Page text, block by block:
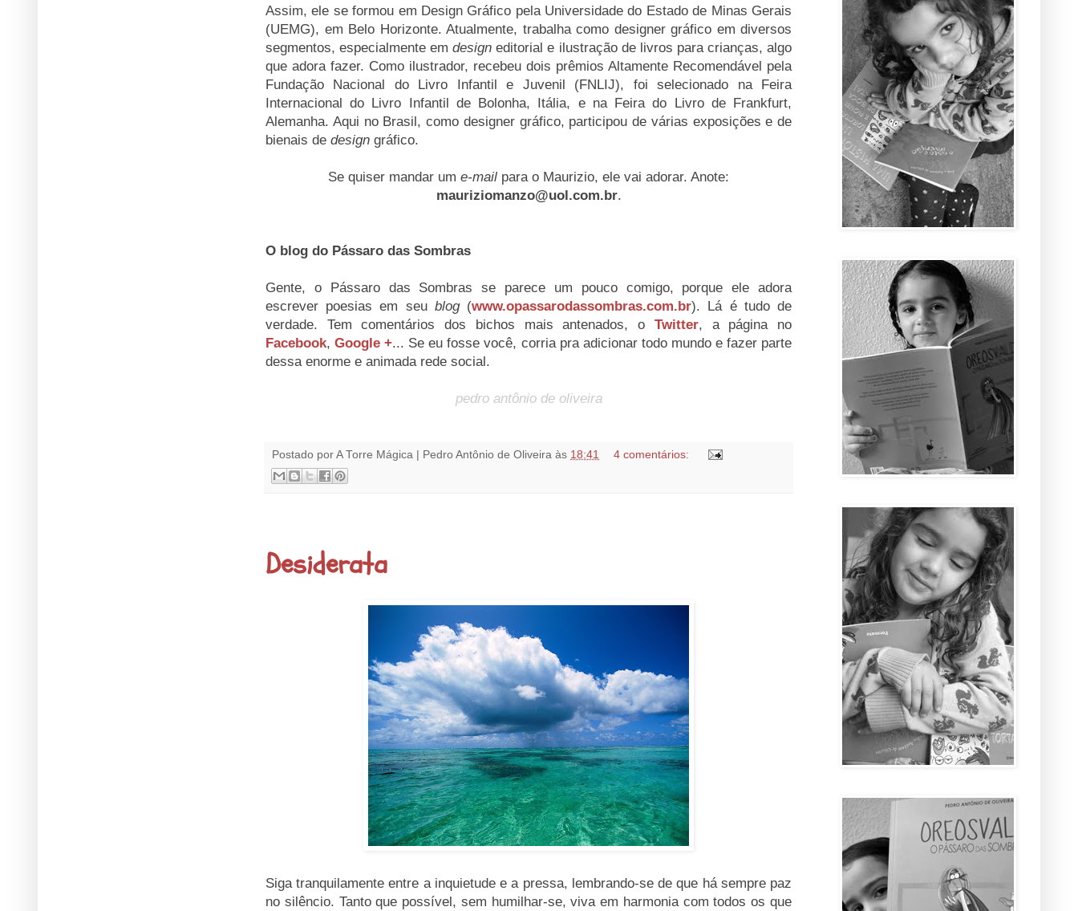
Assim, ele se formou em Design Gráfico pela Universidade do Estado de Minas Gerais
(UEMG), em Belo Horizonte. Atualmente, trabalha como designer gráfico em diversos
segmentos, especialmente emdesign editorial e ilustração de livros para crianças, algo
que adora fazer. Como ilustrador, recebeu dois prêmios Altamente Recomendável pela
Fundação Nacional do Livro Infantil e Juvenil (FNLIJ), foi selecionado na Feira
Internacional do Livro Infantil de Bolonha, Itália, e na Feira do Livro de Frankfurt,
Alemanha. Aqui no Brasil, como designer gráfico, participou de várias exposições e de
bienais de design gráfico.
Se quiser mandar um e-mail para o Maurizio, ele vai adorar. Anote:
mauriziomanzo@uol.com.br.
O blog do Pássaro das Sombras
Gente, o Pássaro das Sombras se parece um pouco comigo, porque ele adora
escrever poesias em seu blog(www.opassarodassombras.com.br). Lá é tudo de
verdade. Tem comentários dos bichos mais antenados, o Twitter, a página no
Facebook ,Google + ... Se eu fosse você, corria pra adicionar todo mundo e fazer parte
dessa enorme e animada rede social.
pedro antônio de oliveira
Postado por A Torre Mágica | Pedro Antônio de Oliveira às 18:41 4 comentários:
Desiderata
Siga tranquilamente entre a inquietude e a pressa, lembrando-se de que há sempre paz
no silêncio. Tanto que possível, sem humilhar-se, viva em harmonia com todos os que